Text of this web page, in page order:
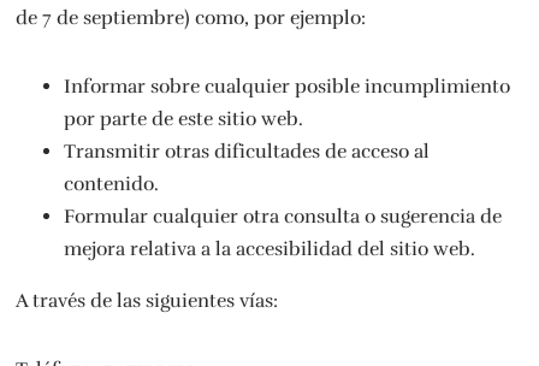
de 7 de septiembre) como, por ejemplo:
Informar sobre cualquier posible incumplimiento
por parte de este sitio web.
Transmitir otras dificultades de acceso al
contenido.
Formular cualquier otra consulta o sugerencia de
mejora relativa a la accesibilidad del sitio web.
A través de las siguientes vías: